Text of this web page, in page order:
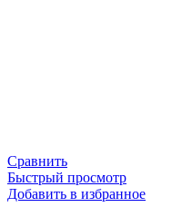
Сравнить
Быстрый просмотр
Добавить в избранное